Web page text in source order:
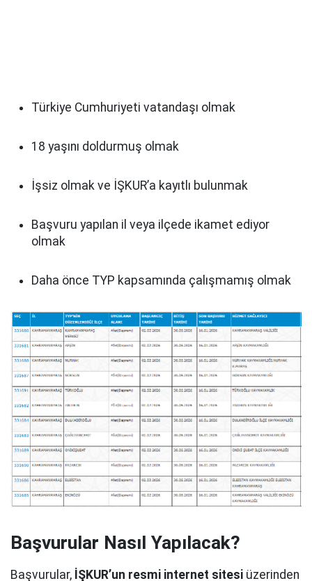
Türkiye Cumhuriyeti vatandaşı olmak
18 yaşını doldurmuş olmak
İşsiz olmak ve İŞKUR’a kayıtlı bulunmak
Başvuru yapılan il veya ilçede ikamet ediyor
olmak
Daha önce TYP kapsamında çalışmamış olmak
Başvurular Nasıl Yapılacak?
Başvurular, İŞKUR’un resmi internet sitesi üzerinden